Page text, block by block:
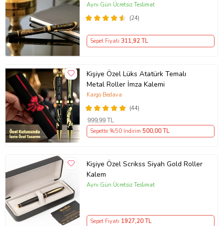
(24)
Aynı Gün Ücretsiz Teslimat
Sepet Fiyatı 311,92 TL
Kişiye Özel Lüks Atatürk Temalı
Metal Roller İmza Kalemi
(44)
Kargo Bedava
999,99 TL
Sepette %50 İndirim 500,00 TL
Kişiye Özel Scrikss Siyah Gold Roller
Kalem
Aynı Gün Ücretsiz Teslimat
Sepet Fiyatı 1927,20 TL